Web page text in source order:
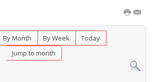
By Month By Week
Today
Jump to month